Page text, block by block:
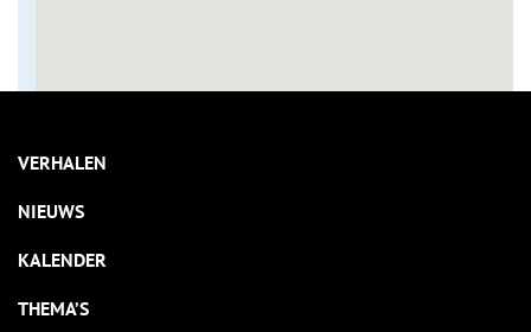
VERHALEN
NIEUWS
KALENDER
THEMA’S